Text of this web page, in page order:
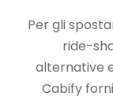
Per gli
ride-
alternative
Cabify